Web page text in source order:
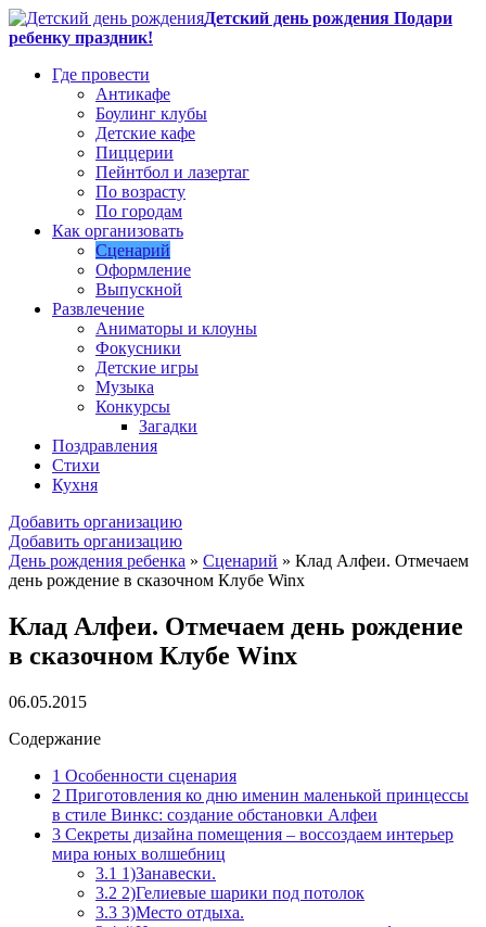
Детский день рождения Подари
ребенку праздник!
Где провести
Антикафе
Боулинг клубы
Детские кафе
Пиццерии
Пейнтбол и лазертаг
По возрасту
По городам
Как организовать
Сценарий
Оформление
Выпускной
Развлечение
Аниматоры и клоуны
Фокусники
Детские игры
Музыка
Конкурсы
Загадки
Поздравления
Стихи
Кухня
Добавить организацию
Добавить организацию
День рождения ребенка » Сценарий » Клад Алфеи. Отмечаем
день рождение в сказочном Клубе Winx
Клад Алфеи. Отмечаем день рождение
в сказочном Клубе Winx
06.05.2015
Содержание
1 Особенности сценария
2 Приготовления ко дню именин маленькой принцессы
в стиле Винкс: создание обстановки Алфеи
3 Секреты дизайна помещения – воссоздаем интерьер
мира юных волшебниц
3.1 1)Занавески.
3.2 2)Гелиевые шарики под потолок
3.3 3)Место отдыха.